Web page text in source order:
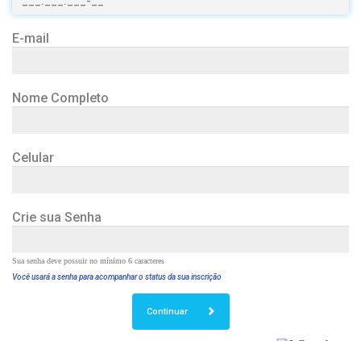
E-mail
Nome Completo
Celular
Crie sua Senha
Sua senha deve possuir no mínimo 6 caracteres
Você usará a senha para acompanhar o status da sua inscrição
Continuar